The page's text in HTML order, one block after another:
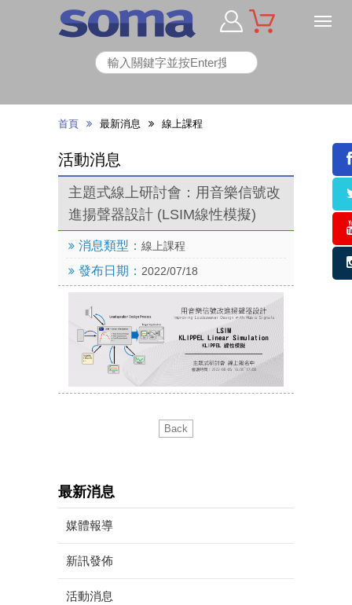
首頁 最新消息 線上課程
活動消息
主題式線上研討會：用音樂信號改
進揚聲器設計 (LSIM線性模擬)
消息類型： 線上課程
發布日期： 2022/07/18
Back
最新消息
媒體報導
新訊發佈
活動消息